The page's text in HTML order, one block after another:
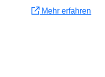
Mehr erfahren